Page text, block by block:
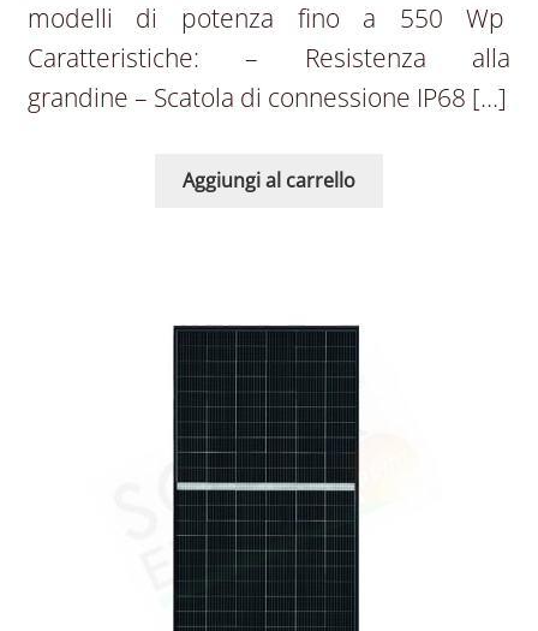
modelli di potenza fino a 550 Wp
Caratteristiche: – Resistenza alla
grandine – Scatola di connessione IP68 […]
Aggiungi al carrello